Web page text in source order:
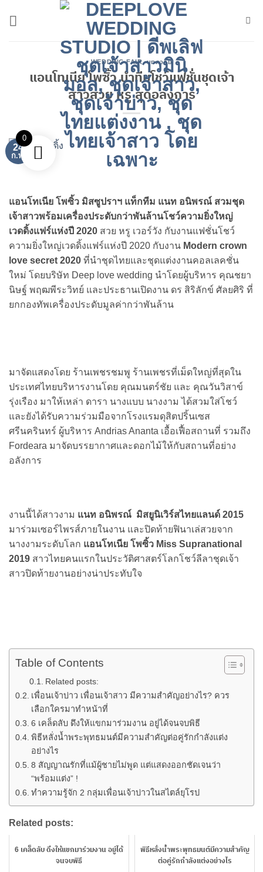
WEDDING FAIR,บทความ
แอนโทเนีย โพซิ้ว นำทีมโชว์แฟชั่นชุดเจ้า
สาวสวย หรู สุดอลังการ
24
ก.พ.
แอนโทเนีย โพซิ้ว มิสซูปราฯ แท็กทีม แนท อนิพรณ์ สวมชุด
เจ้าสาวพร้อมเครื่องประดับกว่าพันล้านโชว์ความยิ่งใหญ่
เวดดิ้งแฟร์แห่งปี 2020 สวย หรู เวอร์วัง กับงานแฟชั่นโชว์
ความยิ่งใหญ่เวดดิ้งแฟร์แห่งปี 2020 กับงาน Modern crown
love secret 2020 ที่นำชุดไทยและชุดแต่งงานคอลเลคชั่น
ใหม่ โดยบริษัท Deep love wedding นำโดยผู้บริหาร คุณชยา
นิษฐ์ พฤฒพีระวิทย์ และประธานเปิดงาน ดร สิริลักข์ ศัลยศิริ​ ที่
ยกกองทัพเครื่องประดับมูลค่ากว่าพันล้าน
มาจัดแสดงโดย ร้านเพชรชมพู ร้านเพชรที่เม็ดใหญ่ที่สุดใน
ประเทศไทยบริหารงานโดย คุณมนตร์ชัย และ คุณวันวิสาข์
รุ่งเรือง มาให้เหล่า ดารา นางแบบ นางงาม ได้สวมใส่โชว์
และยังได้รับความร่วมมือจากโรงแรมดุสิตปริ้นเซส
ศรีนครินทร์ ผู้บริหาร Andrias Ananta เอื้อเฟื้อสถานที่ รวมถึง
Fordeara มาจัดบรรยากาศและดอกไม้ให้กับสถานที่อย่าง
อลังการ
งานนี้ได้สาวงาม แนท อนิพรณ์ มิสยูนิเวิร์สไทยแลนด์ 2015
มาร่วมเซอร์ไพรส์ภายในงาน และปิดท้ายฟินาเล่สวยจาก
นางงามระดับโลก แอนโทเนีย โพซิ้ว Miss Supranational
2019 สาวไทยคนแรกในประวัติศาสตร์โลกโชว์ลีลาชุดเจ้า
สาวปิดท้ายงานอย่างน่าประทับใจ
Table of Contents
Related posts:
เพื่อนเจ้าบ่าว เพื่อนเจ้าสาว มีความสำคัญอย่างไร? ควร
เลือกใครมาทำหน้าที่
6 เคล็ดลับ ดึงให้แขกมาร่วมงาน อยู่ได้จนจบพิธี
พิธีหลั่งน้ำพระพุทธมนต์มีความสำคัญต่อคู่รักกำลังแต่ง
อย่างไร
8 สัญญาณรักที่แม้ผู้ชายไม่พูด แต่แสดงออกชัดเจนว่า
“พร้อมแต่ง” !
ทำความรู้จัก 2 กลุ่มเพื่อนเจ้าบ่าวในสไตล์ยุโรป
Related posts:
6 เคล็ดลับ ดึงให้แขกมาร่วมงาน อยู่ได้
จนจบพิธี
พิธีหลั่งน้ำพระพุทธมนต์มีความสำคัญ
ต่อคู่รักกำลังแต่งอย่างไร
0